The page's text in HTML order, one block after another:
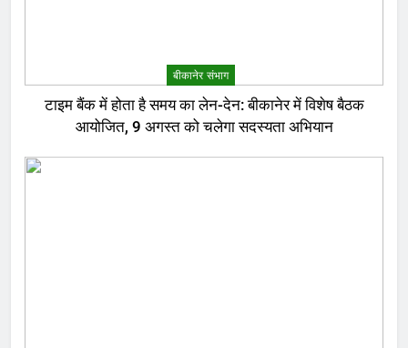
बीकानेर संभाग
टाइम बैंक में होता है समय का लेन-देन: बीकानेर में विशेष बैठक
आयोजित, 9 अगस्त को चलेगा सदस्यता अभियान